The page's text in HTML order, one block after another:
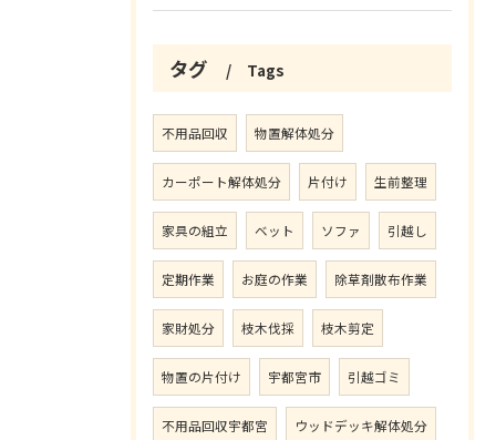
タグ Tags
不用品回収 物置解体処分
カーポート解体処分 片付け 生前整理
家具の組立 ベット ソファ 引越し
定期作業 お庭の作業 除草剤散布作業
家財処分 枝木伐採 枝木剪定
物置の片付け 宇都宮市 引越ゴミ
不用品回収宇都宮 ウッドデッキ解体処分